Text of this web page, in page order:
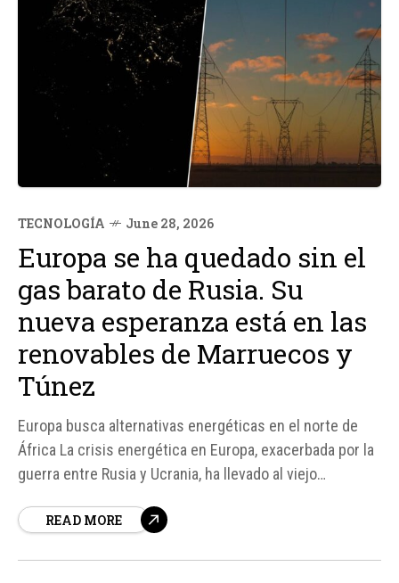
TECNOLOGÍA June 28, 2026
Europa se ha quedado sin el
gas barato de Rusia. Su
nueva esperanza está en las
renovables de Marruecos y
Túnez
Europa busca alternativas energéticas en el norte de
África La crisis energética en Europa, exacerbada por la
guerra entre Rusia y Ucrania, ha llevado al viejo
cercanas y sostenibles. El norte de África, con su
READ MORE